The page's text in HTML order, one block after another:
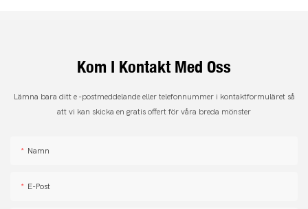
Kom I Kontakt Med Oss
Lämna bara ditt e -postmeddelande eller telefonnummer i kontaktformuläret så
att vi kan skicka en gratis offert för våra breda mönster
Namn
E-Post